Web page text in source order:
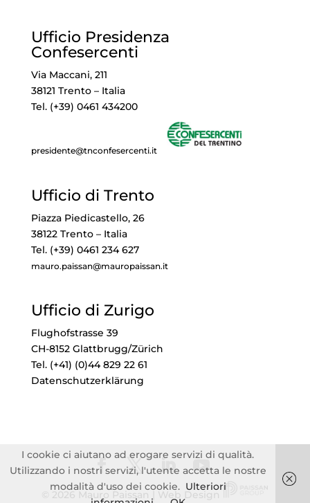
Ufficio Presidenza
Confesercenti
Via Maccani, 211
38121 Trento – Italia
Tel. (+39) 0461 434200
presidente@tnconfesercenti.it
Ufficio di Trento
Piazza Piedicastello, 26
38122 Trento – Italia
Tel. (+39) 0461 234 627
mauro.paissan@mauropaissan.it
Ufficio di Zurigo
Flughofstrasse 39
CH-8152 Glattbrugg/Zürich
Tel. (+41) (0)44 829 22 61
Datenschutzerklärung
© 2026 Mauro Paissan | Web Design
I cookie ci aiutano ad erogare servizi di qualità.
Utilizzando i nostri servizi, l'utente accetta le nostre
modalità d'uso dei cookie. Ulteriori